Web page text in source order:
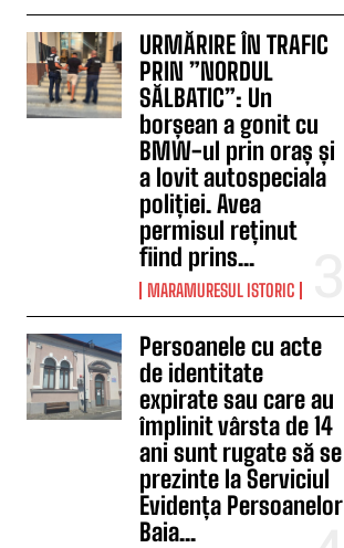
URMĂRIRE ÎN TRAFIC
PRIN ”NORDUL
SĂLBATIC”: Un
borșean a gonit cu
BMW-ul prin oraș și
a lovit autospeciala
poliției. Avea
permisul reținut
fiind prins...
MARAMURESUL ISTORIC
Persoanele cu acte
de identitate
expirate sau care au
împlinit vârsta de 14
ani sunt rugate să se
prezinte la Serviciul
Evidența Persoanelor
Baia...